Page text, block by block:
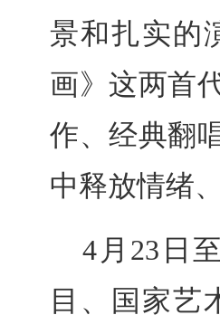
景和扎实的
画》这两首
作、经典翻
中释放情绪
4月23日
目、国家艺